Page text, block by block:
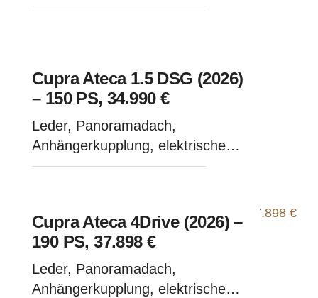
Sitzeinstellung
Cupra Ateca 1.5 DSG (2026)
– 150 PS, 34.990 €
Leder, Panoramadach,
Anhängerkupplung, elektrische
Sitzeinstellung
Cupra Ateca 4Drive (2026) –
190 PS, 37.898 €
Leder, Panoramadach,
Anhängerkupplung, elektrische